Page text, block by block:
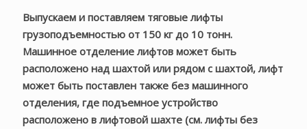
Выпускаем и поставляем тяговые лифты
грузоподъемностью от 150 кг до 10 тонн.
Машинное отделение лифтов может быть
расположено над шахтой или рядом с шахтой, лифт
может быть поставлен также без машинного
отделения, где подъемное устройство
расположено в лифтовой шахте (см. лифты без